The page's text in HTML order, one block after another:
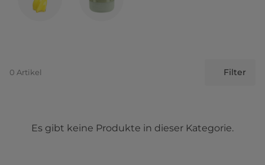
0 Artikel Filter
Es gibt keine Produkte in dieser Kategorie.